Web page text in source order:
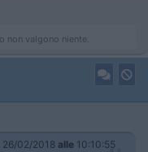
non valgono niente.
26/02/2018 alle 10:10:55